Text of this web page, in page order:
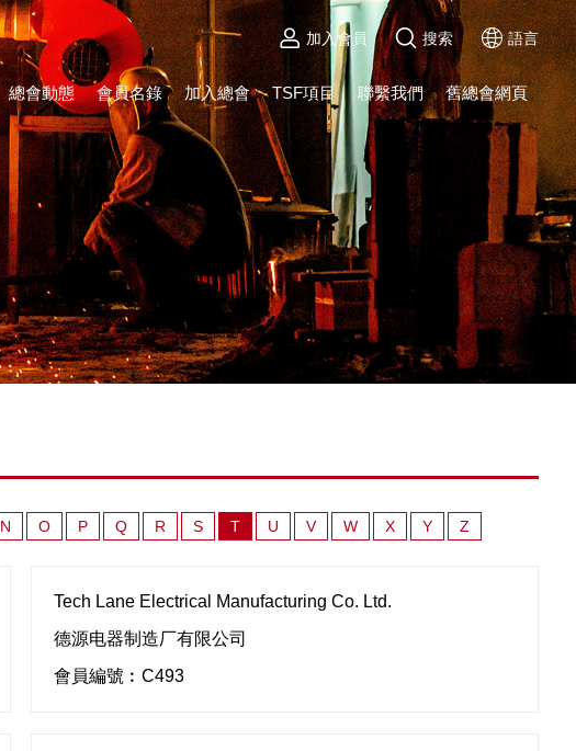
加入會員 搜索 語言
總會動態 會員名錄 加入總會 TSF項目 聯繫我們 舊總會網頁
N O P Q R S T U V W X Y Z
Tech Lane Electrical Manufacturing Co. Ltd.
德源电器制造厂有限公司
會員編號︰C493